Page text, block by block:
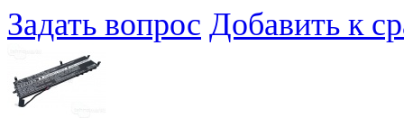
Задать вопрос Добавить к